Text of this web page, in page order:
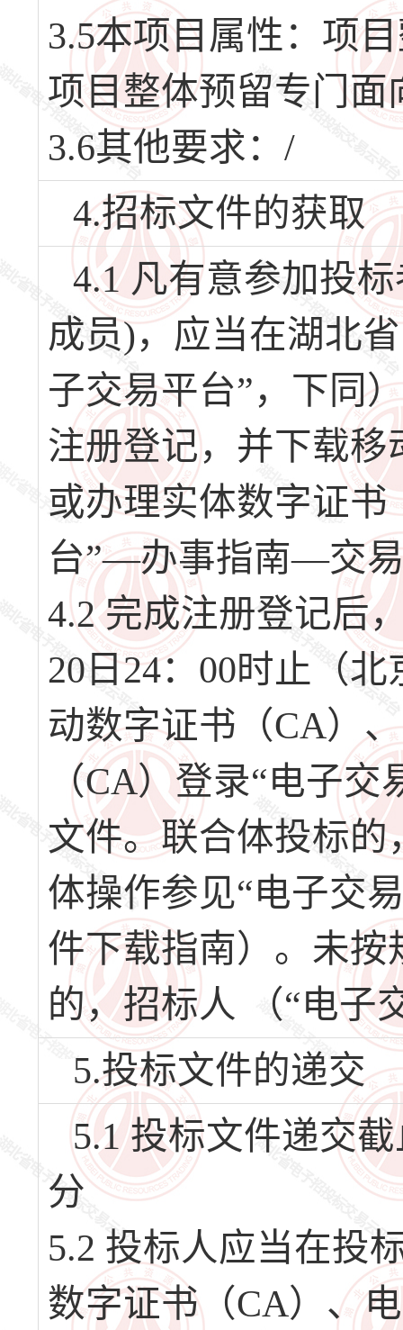
3.5本项目属性：项
项目整体预留专门面
3.6其他要求：/
4.招标文件的获取
4.1 凡有意参加投
成员)，应当在湖北
子交易平台”，下同
注册登记，并下载
或办理实体数字证
台”—办事指南—交
4.2 完成注册登记后
20日24：00时止（
动数字证书（CA）
（CA）登录“电子
文件。联合体投标
体操作参见“电子交
件下载指南）。未按
的，招标人 （“电子
5.投标文件的递交
5.1 投标文件递交
分
5.2 投标人应当在投
数字证书（CA）、